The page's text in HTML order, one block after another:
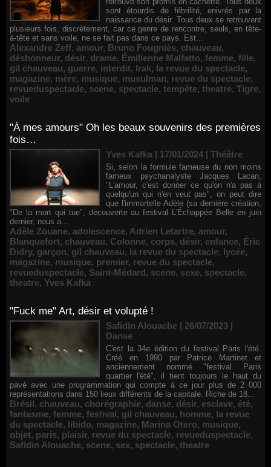
sont étourdis de fébrilité, enivrés par la
naissance du désir. Tous deux se retrouvent
plusieurs fois, discrètement, car ce genre de rencontre, seuls, en tête-
à-tête et sans voile, ne se fait pas dans ce pays. Est...
Alexandre Zeff, amour, Bruno Fougniès, chauveau,
déshonneur, désir, drame, Émilienne Malfatto, femme, fille,
gil chauveau, guerre, interdit, Irak, la revue du spectacle,
magazine, mère, musique, musulman, revue du spectacle,
revueduspectacle, scene, spectacle, tempête, theatre, Tigre,
voile
"À mes amours" Oh les beaux souvenirs des premières
fois…
Yves Kafka | 17/01/2024 | Théâtre
Si, selon la formule fameuse du non moins
fameux psychanalyste Jacques Lacan,
"L'amour, c'est donner ce qu'on n'a pas à
quelqu'un qui n'en veut pas", on peut dire
que l'immortelle Adèle (sa dernière création,
"De la mort qui tue", découverte au festival L'Échappée Belle en juin
dernier, nous a...
Adèle Zouane, adolescence, Adrien Letartre, amour,
Blanquefort, chauveau, Colonne, corps, désir, enfance, Éric
Didry, garçon, gil chauveau, la revue du spectacle, lycée,
magazine, musique, premier, revue du spectacle,
revueduspectacle, Saint-Médard, scene, sexe, spectacle,
theatre, Yves Kafka
"Fuck me" Art, désir et volupté !
Safidin Alouache | 26/07/2023 |
Danse
C'est la 34e édition du festival Paris l'été.
Créé en 1990 par Patrice Martinet et
anciennement nommé "festival Paris
quartier l'été", il tient toujours le haut du
pavé avec une programmation qui compte à ce jour plus de 2 000
représentations dans 150 lieux différents de la capitale. Riche de 18...
Brésil, chauveau, chorégraphie, danse, désir, esclave, été,
fantasme, femme, festival, gil chauveau, homme, la revue
du spectacle, libido, magazine, Marina Otero, musique,
objet, paris, plaisir, revue du spectacle, revueduspectacle,
Safidin Alouache, scene, sex, spectacle, theatre